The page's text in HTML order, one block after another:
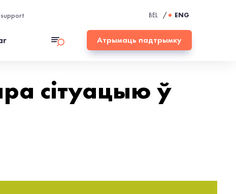
BEL / ENG
Атрымаць падтрымку
сітуацыю ў